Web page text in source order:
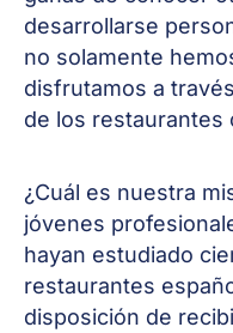
desarrollarse
no solamente
disfrutamos a
de los restaurantes
¿Cuál es nuestra
jóvenes
hayan estudiado
restaurantes
disposición de